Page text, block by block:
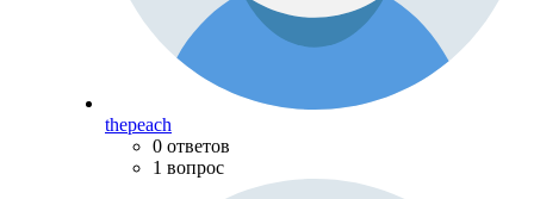
thepeach
0 ответов
1 вопрос